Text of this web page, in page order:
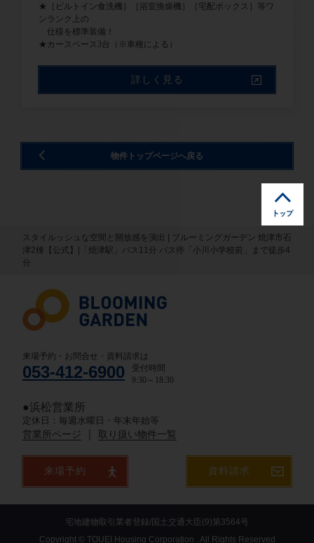
★［ビルトイン食洗機］［浴室換燥機］［宅配ボックス］等ワ
ンランク上の
仕様を標準装備！
★カースペース3台（※車種による）
詳しく見る
物件トップページへ戻る
スタイルッシュな空間と開放感を演出 | ブルーミングガーデン 焼津市石
津2棟【公式】|「焼津駅」バス11分 バス停「小川小学校前」まで徒歩4
分
来場予約・お問合せ・資料請求は
053-412-6900
受付時間
9:30～18:30
●浜松営業所
定休日：毎週水曜日・年末年始等
営業所ページ 取り扱い物件一覧
来場予約 資料請求
宅地建物取引業者登録/国土交通大臣(9)第3564号
Copyright © TOUEI Housing Corporation . All Rights Reserved